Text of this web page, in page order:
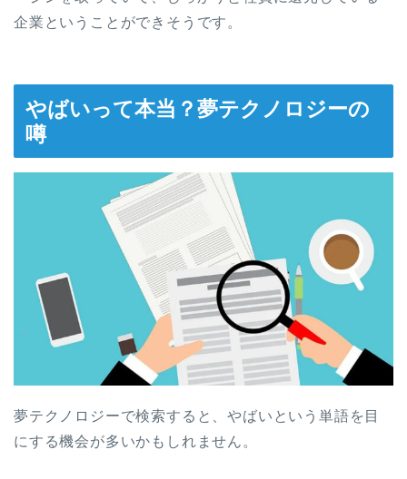
企業ということができそうです。
やばいって本当？夢テクノロジーの
噂
夢テクノロジーで検索すると、やばいという単語を目
にする機会が多いかもしれません。